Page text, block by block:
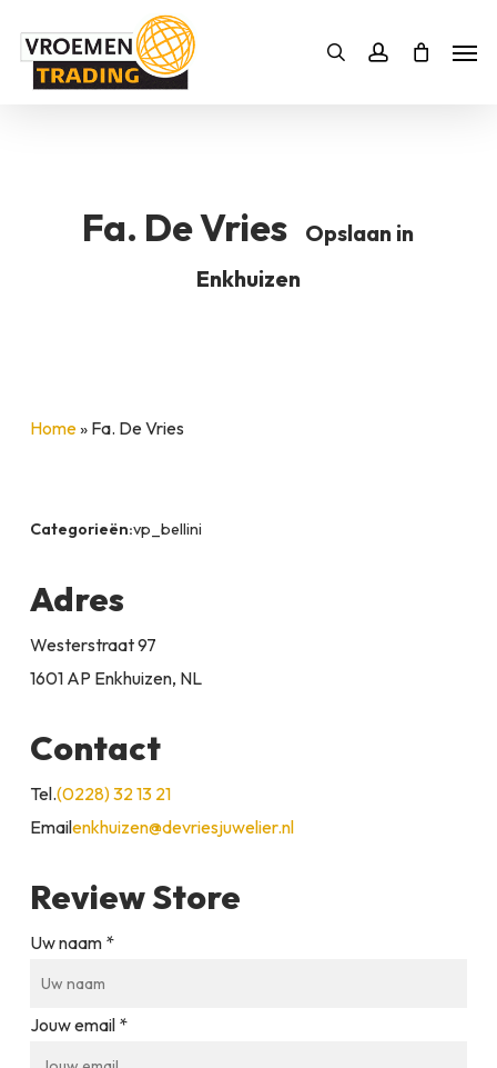
Zoekenaccount
Bestelling SLUITEN
Fa. De Vries
Opslaan in
Enkhuizen
Home» Fa. De Vries
Categorieën:vp_bellini
Adres
Westerstraat 97
1601 AP Enkhuizen, NL
Contact
Tel.(0228) 32 13 21
Emailenkhuizen@devriesjuwelier.nl
Review Store
Uw naam *
Jouw email *